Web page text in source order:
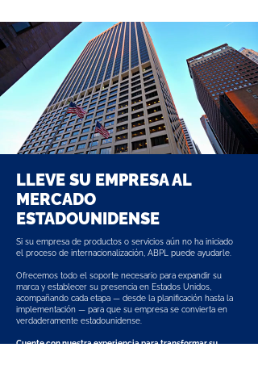
LLEVE SU EMPRESA AL
MERCADO
ESTADOUNIDENSE
Si su empresa de productos o servicios aún no ha iniciado
el proceso de internacionalización, ABPL puede ayudarle.
Ofrecemos todo el soporte necesario para expandir su
marca y establecer su presencia en Estados Unidos,
acompañando cada etapa — desde la planificación hasta la
implementación — para que su empresa se convierta en
verdaderamente estadounidense.
Cuente con nuestra experiencia para transformar su